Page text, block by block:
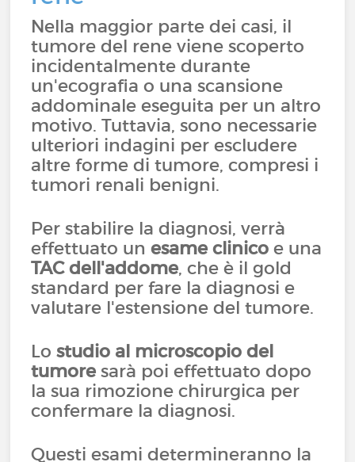
Nella maggior parte dei casi, il
tumore del rene viene scoperto
incidentalmente durante
un'ecografia o una scansione
addominale eseguita per un altro
motivo. Tuttavia, sono necessarie
ulteriori indagini per escludere
altre forme di tumore, compresi i
tumori renali benigni.
Per stabilire la diagnosi, verrà
effettuato unesame clinico e una
TAC dell'addome, che è il gold
standard per fare la diagnosi e
valutare l'estensione del tumore.
Lostudio al microscopio del
tumore sarà poi effettuato dopo
la sua rimozione chirurgica per
confermare la diagnosi.
Questi esami determineranno la